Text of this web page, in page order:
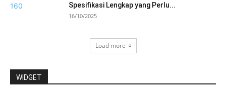
Spesifikasi Lengkap yang Perlu...
16/10/2025
Load more
WIDGET